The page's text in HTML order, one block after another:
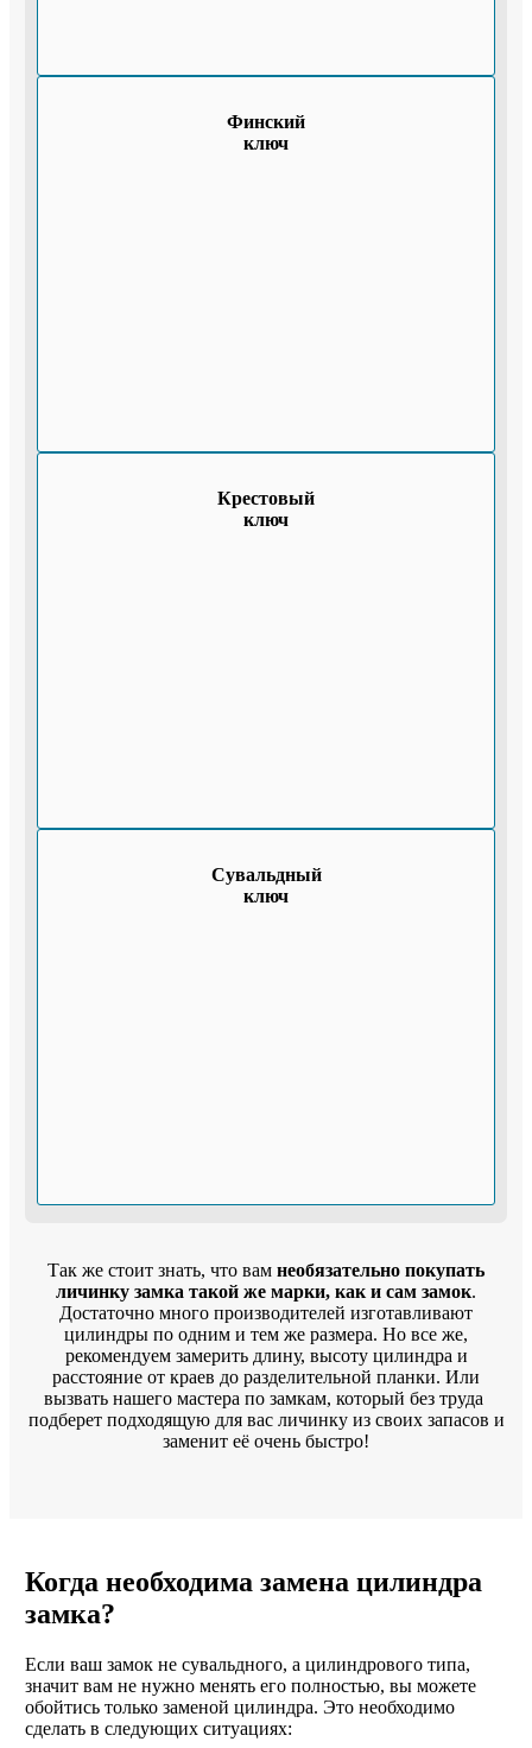
Финский
ключ
Крестовый
ключ
Сувальдный
ключ
Так же стоит знать, что вам необязательно покупать
личинку замка такой же марки, как и сам замок.
Достаточно много производителей изготавливают
цилиндры по одним и тем же размера. Но все же,
рекомендуем замерить длину, высоту цилиндра и
расстояние от краев до разделительной планки. Или
вызвать нашего мастера по замкам, который без труда
подберет подходящую для вас личинку из своих запасов и
заменит её очень быстро!
Когда необходима замена цилиндра
замка?
Если ваш замок не сувальдного, а цилиндрового типа,
значит вам не нужно менять его полностью, вы можете
обойтись только заменой цилиндра. Это необходимо
сделать в следующих ситуациях: